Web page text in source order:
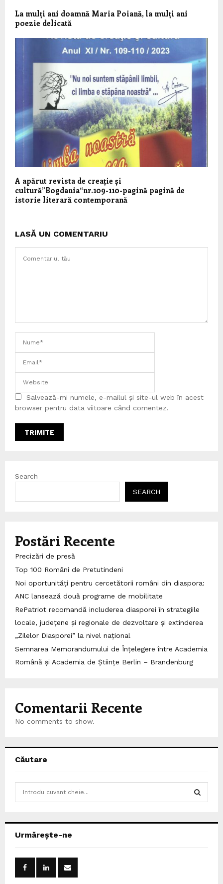
La mulți ani doamnă Maria Poiană, la mulți ani
poezie delicată
A apărut revista de creație și
cultură”Bogdania“nr.109-110-pagină pagină de
istorie literară contemporană
LASĂ UN COMENTARIU
Salvează-mi numele, e-mailul și site-ul web în acest
browser pentru data viitoare când comentez.
Search
SEARCH
Postări Recente
Precizări de presă
Top 100 Români de Pretutindeni
Noi oportunități pentru cercetătorii români din diaspora:
ANC lansează două programe de mobilitate
RePatriot recomandă includerea diasporei în strategiile
locale, județene și regionale de dezvoltare și extinderea
„Zilelor Diasporei” la nivel național
Semnarea Memorandumului de Înțelegere între Academia
Română și Academia de Științe Berlin – Brandenburg
Comentarii Recente
No comments to show.
Căutare
h
Urmărește-ne